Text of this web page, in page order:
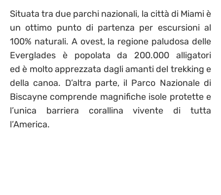
Situata tra due parchi nazionali, la città di Miami è
un ottimo punto di partenza per escursioni al
100% naturali. A ovest, la regione paludosa delle
Everglades è popolata da 200.000 alligatori
ed è molto apprezzata dagli amanti del trekking e
della canoa. D’altra parte, il Parco Nazionale di
Biscayne comprende magnifiche isole protette e
l’unica barriera corallina vivente di tutta
l’America.